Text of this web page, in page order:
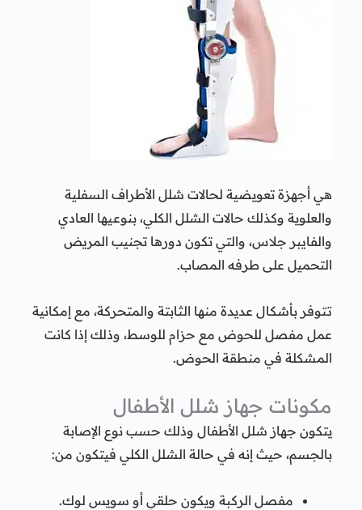
هي أجهزة تعويضية لحالات شلل الأطراف السفلية
والعلوية وكذلك حالات الشلل الكلي، بنوعيها العادي
والفايبر جلاس، والتي تكون دورها تجنيب المريض
التحميل على طرفه المصاب.
تتوفر بأشكال عديدة منها الثابتة والمتحركة، مع إمكانية
عمل مفصل للحوض مع حزام للوسط، وذلك إذا كانت
المشكلة في منطقة الحوض.
مكونات جهاز شلل الأطفال
يتكون جهاز شلل الأطفال وذلك حسب نوع الإصابة
بالجسم، حيث إنه في حالة الشلل الكلي فيتكون من:
مفصل الركبة ويكون حلقي أو سويس لوك.